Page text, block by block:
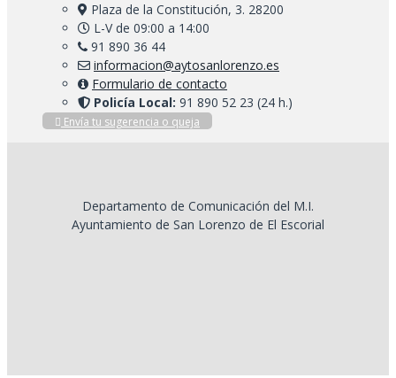
Plaza de la Constitución, 3. 28200
L-V de 09:00 a 14:00
91 890 36 44
informacion@aytosanlorenzo.es
Formulario de contacto
Policía Local: 91 890 52 23 (24 h.)
Envía tu sugerencia o queja
Departamento de Comunicación del M.I.
Ayuntamiento de San Lorenzo de El Escorial